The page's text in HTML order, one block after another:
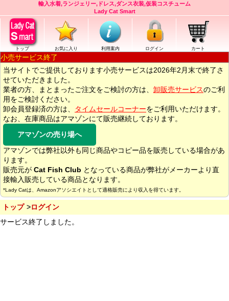
輸入水着,ランジェリー,ドレス,ダンス衣装,仮装コスチューム
Lady Cat Smart
トップ お気に入り 利用案内 ログイン カート
小売サービス終了
当サイトでご提供しております小売サービスは2026年2月末で終了さ
せていただきました。
業者の方、まとまったご注文をご検討の方は、 卸販売サービスのご利
用をご検討ください。
卸会員登録済の方は、
タイムセールコーナーをご利用いただけます。
なお、在庫商品はアマゾンにて販売継続しております。
アマゾンの売り場へ
アマゾンでは弊社以外も同じ商品やコピー品を販売している場合があ
ります。
販売元が Cat Fish Club となっている商品が弊社がメーカーより直
接輸入販売している商品となります。
*Lady Catは、Amazonアソシエイトとして適格販売により収入を得ています。
トップ
ログイン
サービス終了しました。